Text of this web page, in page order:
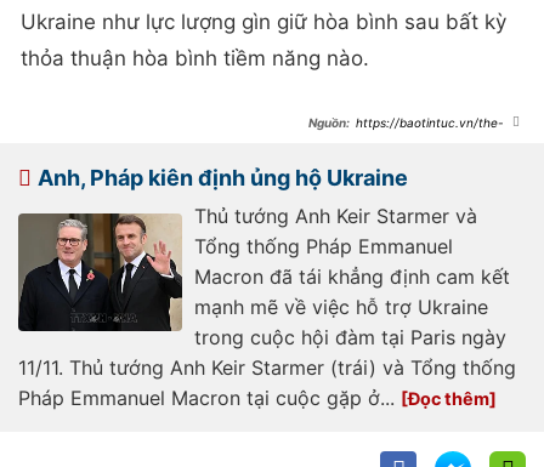
Ukraine như lực lượng gìn giữ hòa bình sau bất kỳ
thỏa thuận hòa bình tiềm năng nào.
https://baotintuc.vn/the-
phap-va-anh-den-ukraine-
20250116233751381.htm
Anh, Pháp kiên định ủng hộ Ukraine
Thủ tướng Anh Keir Starmer và
Tổng thống Pháp Emmanuel
Macron đã tái khẳng định cam kết
mạnh mẽ về việc hỗ trợ Ukraine
trong cuộc hội đàm tại Paris ngày
11/11. Thủ tướng Anh Keir Starmer (trái) và Tổng thống
Pháp Emmanuel Macron tại cuộc gặp ở...